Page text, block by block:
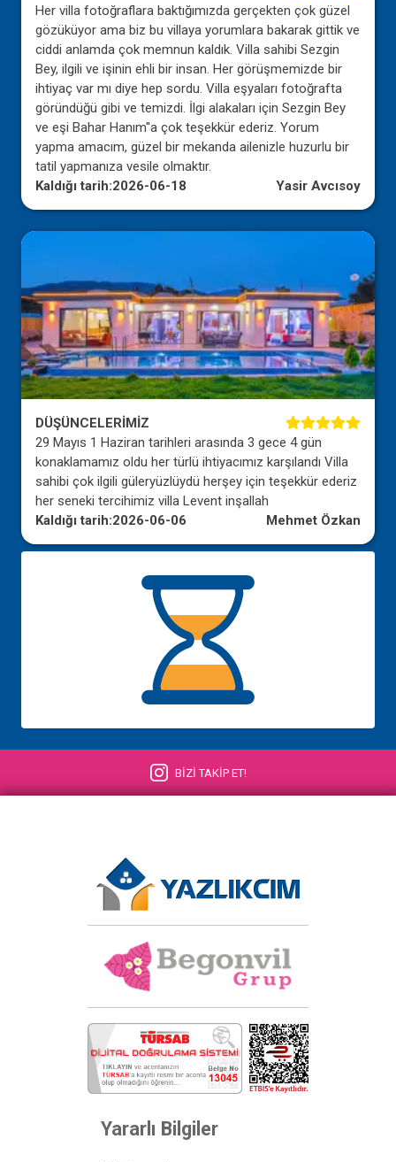
Her villa fotoğraflara baktığımızda gerçekten çok güzel
gözüküyor ama biz bu villaya yorumlara bakarak gittik ve
ciddi anlamda çok memnun kaldık. Villa sahibi Sezgin
Bey, ilgili ve işinin ehli bir insan. Her görüşmemizde bir
ihtiyaç var mı diye hep sordu. Villa eşyaları fotoğrafta
göründüğü gibi ve temizdi. İlgi alakaları için Sezgin Bey
ve eşi Bahar Hanım''a çok teşekkür ederiz. Yorum
yapma amacım, güzel bir mekanda ailenizle huzurlu bir
tatil yapmanıza vesile olmaktır.
Kaldığı tarih:2026-06-18 Yasir Avcısoy
DÜŞÜNCELERİMİZ
29 Mayıs 1 Haziran tarihleri arasında 3 gece 4 gün
konaklamamız oldu her türlü ihtiyacımız karşılandı Villa
sahibi çok ilgili güleryüzlüydü herşey için teşekkür ederiz
her seneki tercihimiz villa Levent inşallah
Kaldığı tarih:2026-06-06 Mehmet Özkan
BİZİ TAKİP ET!
Yararlı Bilgiler